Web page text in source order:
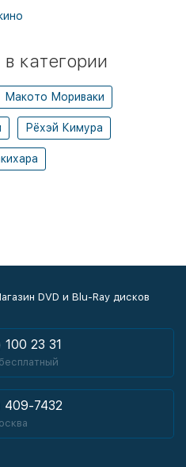
категории
Макото Мориваки
Рёхэй Кимура
DVD и Blu-Ray дисков
23 31
7432